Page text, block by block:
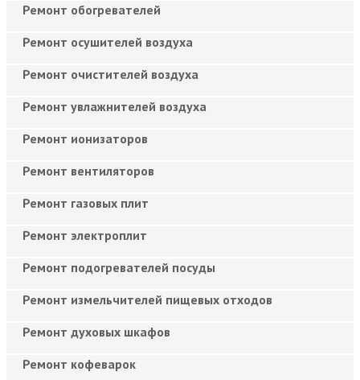
Ремонт обогревателей
Ремонт осушителей воздуха
Ремонт очистителей воздуха
Ремонт увлажнителей воздуха
Ремонт ионизаторов
Ремонт вентиляторов
Ремонт газовых плит
Ремонт электроплит
Ремонт подогревателей посуды
Ремонт измельчителей пищевых отходов
Ремонт духовых шкафов
Ремонт кофеварок